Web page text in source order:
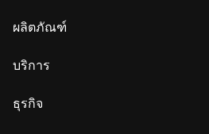
ผลิตภัณฑ์
บริการ
ธุรกิจ